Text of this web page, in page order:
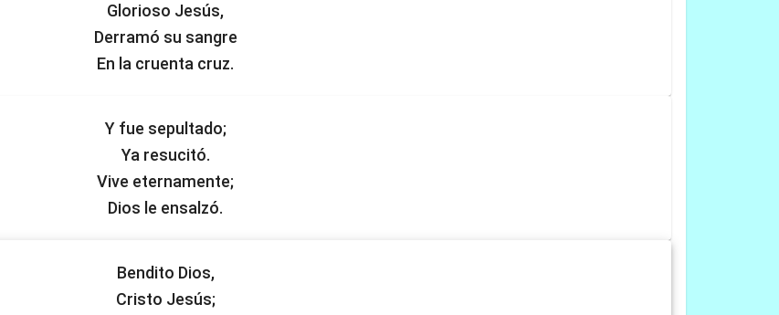
Glorioso Jesús,
Derramó su sangre
En la cruenta cruz.
Y fue sepultado;
Ya resucitó.
Vive eternamente;
Dios le ensalzó.
Bendito Dios,
Cristo Jesús;